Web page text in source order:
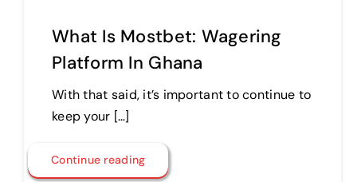
What Is Mostbet: Wagering
Platform In Ghana
With that said, it’s important to continue to
keep your […]
Continue reading